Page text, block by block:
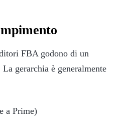
FBA godono di un
gerarchia è generalmente
a Prime)